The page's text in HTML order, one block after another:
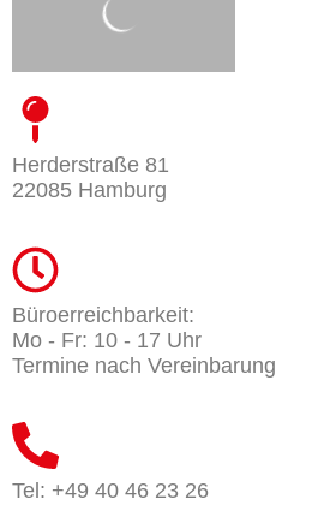
Herderstraße 81
22085 Hamburg
Büroerreichbarkeit:
Mo - Fr: 10 - 17 Uhr
Termine nach Vereinbarung
Tel: +49 40 46 23 26